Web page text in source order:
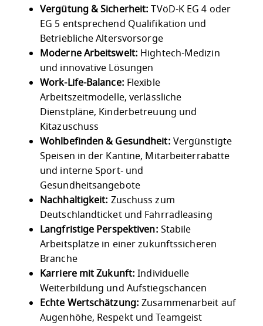
Vergütung & Sicherheit: TVöD-K EG 4 oder
EG 5 entsprechend Qualifikation und
Betriebliche Altersvorsorge
Moderne Arbeitswelt: Hightech-Medizin
und innovative Lösungen
Work-Life-Balance: Flexible
Arbeitszeitmodelle, verlässliche
Dienstpläne, Kinderbetreuung und
Kitazuschuss
Wohlbefinden & Gesundheit: Vergünstigte
Speisen in der Kantine, Mitarbeiterrabatte
und interne Sport- und
Gesundheitsangebote
Nachhaltigkeit: Zuschuss zum
Deutschlandticket und Fahrradleasing
Langfristige Perspektiven: Stabile
Arbeitsplätze in einer zukunftssicheren
Branche
Karriere mit Zukunft: Individuelle
Weiterbildung und Aufstiegschancen
Echte Wertschätzung: Zusammenarbeit auf
Augenhöhe, Respekt und Teamgeist